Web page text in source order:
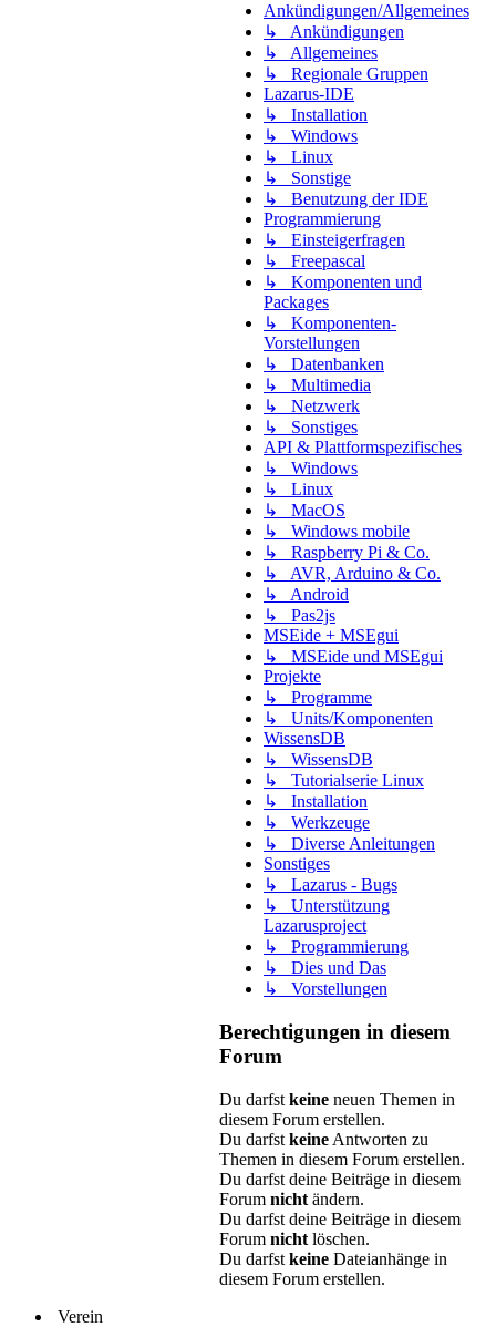
Ankündigungen/Allgemeines
↳ Ankündigungen
↳ Allgemeines
↳ Regionale Gruppen
Lazarus-IDE
↳ Installation
↳ Windows
↳ Linux
↳ Sonstige
↳ Benutzung der IDE
Programmierung
↳ Einsteigerfragen
↳ Freepascal
↳ Komponenten und
Packages
↳ Komponenten-
Vorstellungen
↳ Datenbanken
↳ Multimedia
↳ Netzwerk
↳ Sonstiges
API & Plattformspezifisches
↳ Windows
↳ Linux
↳ MacOS
↳ Windows mobile
↳ Raspberry Pi & Co.
↳ AVR, Arduino & Co.
↳ Android
↳ Pas2js
MSEide + MSEgui
↳ MSEide und MSEgui
Projekte
↳ Programme
↳ Units/Komponenten
WissensDB
↳ WissensDB
↳ Tutorialserie Linux
↳ Installation
↳ Werkzeuge
↳ Diverse Anleitungen
Sonstiges
↳ Lazarus - Bugs
↳ Unterstützung
Lazarusproject
↳ Programmierung
↳ Dies und Das
↳ Vorstellungen
Berechtigungen in diesem
Forum
Du darfst keine neuen Themen in
diesem Forum erstellen.
Du darfst keine Antworten zu
Themen in diesem Forum erstellen.
Du darfst deine Beiträge in diesem
Forum nicht ändern.
Du darfst deine Beiträge in diesem
Forum nicht löschen.
Du darfst keine Dateianhänge in
diesem Forum erstellen.
Verein